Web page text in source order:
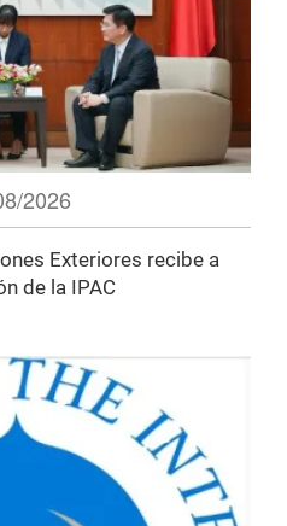
2026
Exteriores recibe a
de la IPAC